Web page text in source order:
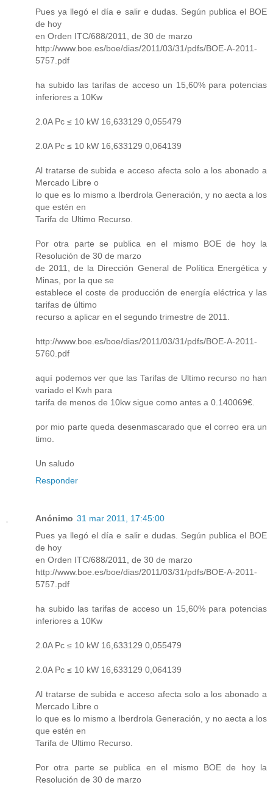
Pues ya llegó el día e salir e dudas. Según publica el BOE
de hoy
en Orden ITC/688/2011, de 30 de marzo
http://www.boe.es/boe/dias/2011/03/31/pdfs/BOE-A-2011-
5757.pdf
ha subido las tarifas de acceso un 15,60% para potencias
inferiores a 10Kw
2.0A Pc ≤ 10 kW 16,633129 0,055479
2.0A Pc ≤ 10 kW 16,633129 0,064139
Al tratarse de subida e acceso afecta solo a los abonado a
Mercado Libre o
lo que es lo mismo a Iberdrola Generación, y no aecta a los
que estén en
Tarifa de Ultimo Recurso.
Por otra parte se publica en el mismo BOE de hoy la
Resolución de 30 de marzo
de 2011, de la Dirección General de Política Energética y
Minas, por la que se
establece el coste de producción de energía eléctrica y las
tarifas de último
recurso a aplicar en el segundo trimestre de 2011.
http://www.boe.es/boe/dias/2011/03/31/pdfs/BOE-A-2011-
5760.pdf
aquí podemos ver que las Tarifas de Ultimo recurso no han
variado el Kwh para
tarifa de menos de 10kw sigue como antes a 0.140069€.
por mio parte queda desenmascarado que el correo era un
timo.
Un saludo
Responder
Anónimo 31 mar 2011, 17:45:00
Pues ya llegó el día e salir e dudas. Según publica el BOE
de hoy
en Orden ITC/688/2011, de 30 de marzo
http://www.boe.es/boe/dias/2011/03/31/pdfs/BOE-A-2011-
5757.pdf
ha subido las tarifas de acceso un 15,60% para potencias
inferiores a 10Kw
2.0A Pc ≤ 10 kW 16,633129 0,055479
2.0A Pc ≤ 10 kW 16,633129 0,064139
Al tratarse de subida e acceso afecta solo a los abonado a
Mercado Libre o
lo que es lo mismo a Iberdrola Generación, y no aecta a los
que estén en
Tarifa de Ultimo Recurso.
Por otra parte se publica en el mismo BOE de hoy la
Resolución de 30 de marzo